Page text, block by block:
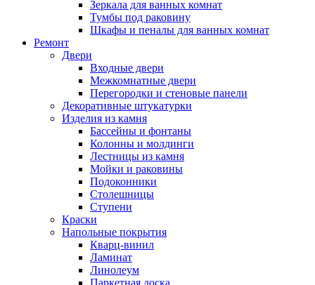
Зеркала для ванных комнат
Тумбы под раковину
Шкафы и пеналы для ванных комнат
Ремонт
Двери
Входные двери
Межкомнатные двери
Перегородки и стеновые панели
Декоративные штукатурки
Изделия из камня
Бассейны и фонтаны
Колонны и молдинги
Лестницы из камня
Мойки и раковины
Подоконники
Столешницы
Ступени
Краски
Напольные покрытия
Кварц-винил
Ламинат
Линолеум
Паркетная доска